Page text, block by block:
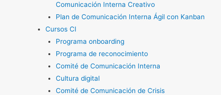
Comunicación Interna Creativo
Plan de Comunicación Interna Ágil con Kanban
Cursos CI
Programa onboarding
Programa de reconocimiento
Comité de Comunicación Interna
Cultura digital
Comité de Comunicación de Crisis